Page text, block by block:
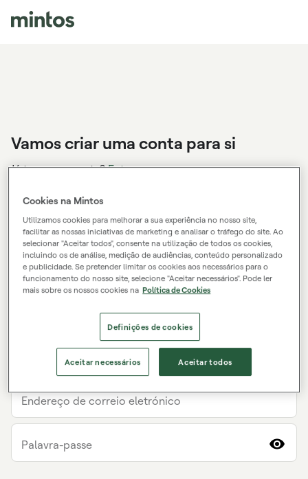
Vamos criar uma conta para si
Já tem uma conta? Entrar
INDIVIDUAL EMPRESA
Nome próprio
País de residência
Endereço de correio eletrónico
Palavra-passe
Cookies na Mintos
Utilizamos cookies para melhorar a sua experiência no nosso site,
facilitar as nossas iniciativas de marketing e analisar o tráfego do site. Ao
selecionar "Aceitar todos", consente na utilização de todos os cookies,
incluindo os de análise, medição de audiências, conteúdo personalizado
e publicidade. Se pretender limitar os cookies aos necessários para o
funcionamento do nosso site, selecione "Aceitar necessários". Pode ler
mais sobre os nossos cookies na Política de Cookies
Definições de cookies
Aceitar necessários Aceitar todos